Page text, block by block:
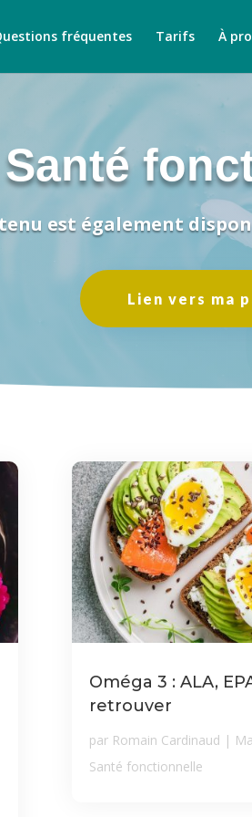
fréquentes Tarifs À
Santé
est également
Lien vers ma
Oméga 3 : ALA,
retrouver
par Romain Cardinaud |
Santé fonctionnelle